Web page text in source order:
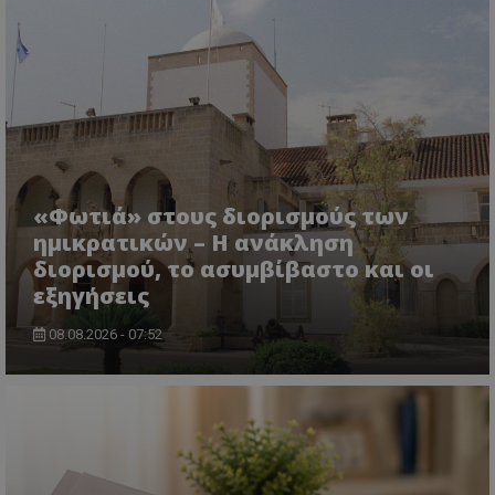
«Φωτιά» στους διορισμούς των
ημικρατικών – Η ανάκληση
διορισμού, το ασυμβίβαστο και οι
εξηγήσεις
08.08.2026 - 07:52
ASP.NET_SessionId
Microsoft Corporation